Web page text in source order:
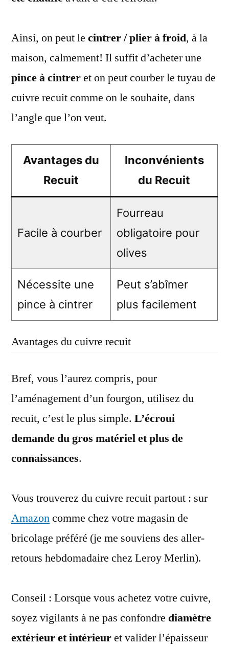
Ainsi, on peut le cintrer / plier à froid, à la
maison, calmement! Il suffit d’acheter une
pince à cintreret on peut courber le tuyau de
cuivre recuit comme on le souhaite, dans
l’angle que l’on veut.
Avantages du
Recuit
Inconvénients
du Recuit
Facile à courber
Fourreau
obligatoire pour
olives
Nécessite une
pince à cintrer
Peut s’abîmer
plus facilement
Avantages du cuivre recuit
Bref, vous l’aurez compris, pour
l’aménagement d’un fourgon, utilisez du
recuit, c’est le plus simple. L’écroui
demande du gros matériel et plus de
connaissances.
Vous trouverez du cuivre recuit partout : sur
Amazoncomme chez votre magasin de
bricolage préféré (je me souviens des aller-
retours hebdomadaire chez Leroy Merlin).
Conseil : Lorsque vous achetez votre cuivre,
soyez vigilants à ne pas confondre diamètre
extérieur et intérieuret valider l’épaisseur